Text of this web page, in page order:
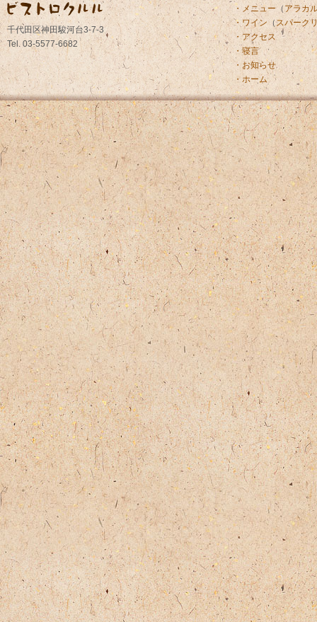
千代田区神田駿河台3-7-3
Tel. 03-5577-6682
・メニュー（ アラカ
・ワイン （スパーク
・アクセス
・寝言
・お知らせ
・ホーム